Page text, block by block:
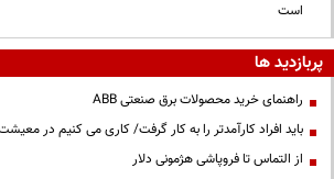
است
پربازدید ها
راهنمای خرید محصولات برق صنعتی ABB
باید افراد کارآمدتر را به کار گرفت/ کاری می کنیم در
از التماس تا فروپاشی هژمونی دلار